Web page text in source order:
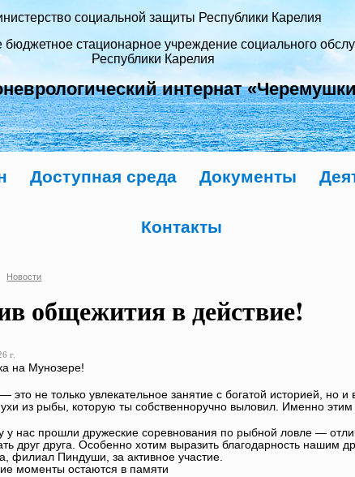
социальной защиты Республики Карелия
бюджетное стационарное учреждение социального
Республики Карелия
интернат
Доступная среда Документы
Контакты
Новости
общежития в действие!
г.
на Мунозере!
это не только увлекательное занятие с богатой историей, но
ухи из рыбы, которую ты собственноручно выловил. Именно
у нас прошли дружеские соревнования по рыбной ловле —
друг друга. Особенно хотим выразить благодарность нашим
филиал Пиндуши, за активное участие.
моменты остаются в памяти